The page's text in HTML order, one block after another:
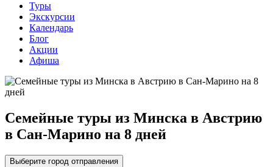
Туры
Экскурсии
Календарь
Блог
Акции
Афиша
Семейные туры из Минска в Австрию
в Сан-Марино на 8 дней
Выберите город отправления